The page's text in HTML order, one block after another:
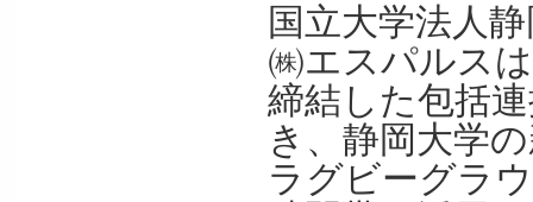
国立大学法人
㈱エスパルス
締結した包括
き、静岡大学
ラグビーグラ